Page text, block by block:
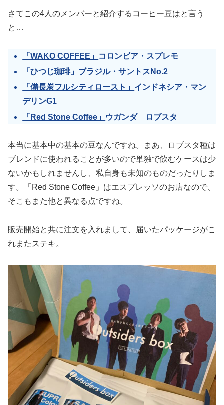
さてこの4人のメンバーと紹介するコーヒー豆はと言う
と…
「WAKO COFFEE」 コロンビア・スプレモ
「ひつじ珈琲」 ブラジル・サントスNo.2
「備長炭フルシティロースト」 インドネシア・マン
デリンG1
「Red Stone Coffee」 ウガンダ ロブスタ
本当に基本中の基本の豆なんですね。まあ、ロブスタ種は
ブレンドに使われることが多いので単独で飲むケースは少
ないかもしれませんし、私自身も未知のものだったりしま
す。「Red Stone Coffee」はエスプレッソのお店なので、
そこもまた他と異なる点ですね。
販売開始と共に注文を入れまして、届いたパッケージがこ
れまたステキ。